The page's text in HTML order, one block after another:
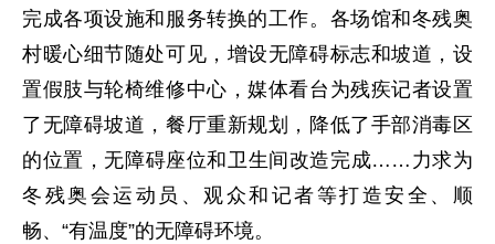
完成各项设施和服务转换的工作。各场馆和冬残奥
村暖心细节随处可见，增设无障碍标志和坡道，设
置假肢与轮椅维修中心，媒体看台为残疾记者设置
了无障碍坡道，餐厅重新规划，降低了手部消毒区
的位置，无障碍座位和卫生间改造完成……力求为
冬残奥会运动员、观众和记者等打造安全、顺
畅、“有温度”的无障碍环境。